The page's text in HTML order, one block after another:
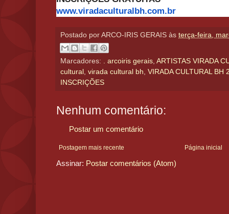
www.viradaculturalbh.com.br
Postado por ARCO-IRIS GERAIS às terça-feira,
Marcadores: . arcoiris gerais, ARTISTAS VIRADA
cultural , virada cultural bh, VIRADA CULTURAL BH
INSCRIÇÕES
Nenhum comentário:
Postar um comentário
Postagem mais recente Página inicial
Assinar: Postar comentários (Atom)